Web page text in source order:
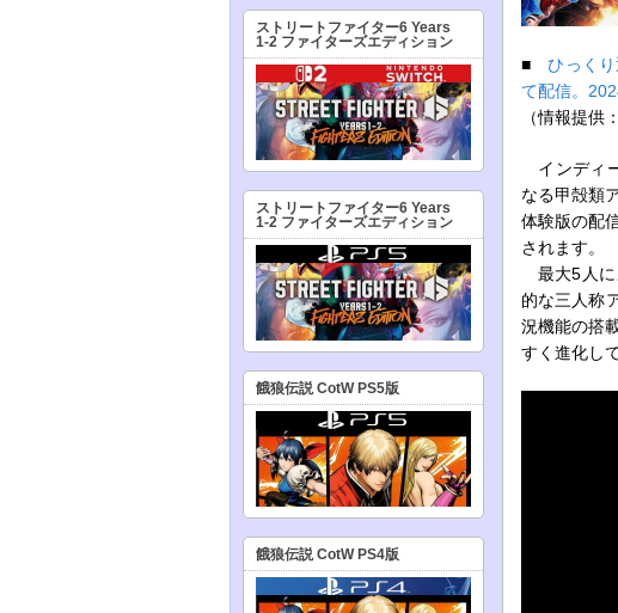
■ひっく
て配信。
（情報提供
インディ
なる甲殻類
体験版の配
されます。
最大5人に
的な三人称
況機能の搭
すく進化し
ストリートファイター6 Years
1-2 ファイターズエディション
ストリートファイター6 Years
1-2 ファイターズエディション
餓狼伝説 CotW PS5版
餓狼伝説 CotW PS4版